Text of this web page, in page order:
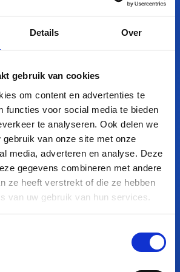
Details Over
gebruik van cookies
om content en advertenties te
functies voor social media te bieden
te analyseren. Ook delen we
gebruik van onze site met onze
media, adverteren en analyse. Deze
gegevens combineren met andere
ze heeft verstrekt of die ze hebben
van uw gebruik van hun services.
efficiënt parkeren voor een zorgeloze
reizigers kiezen voor Valet Parking
– Comfortabel parkeren direct bij